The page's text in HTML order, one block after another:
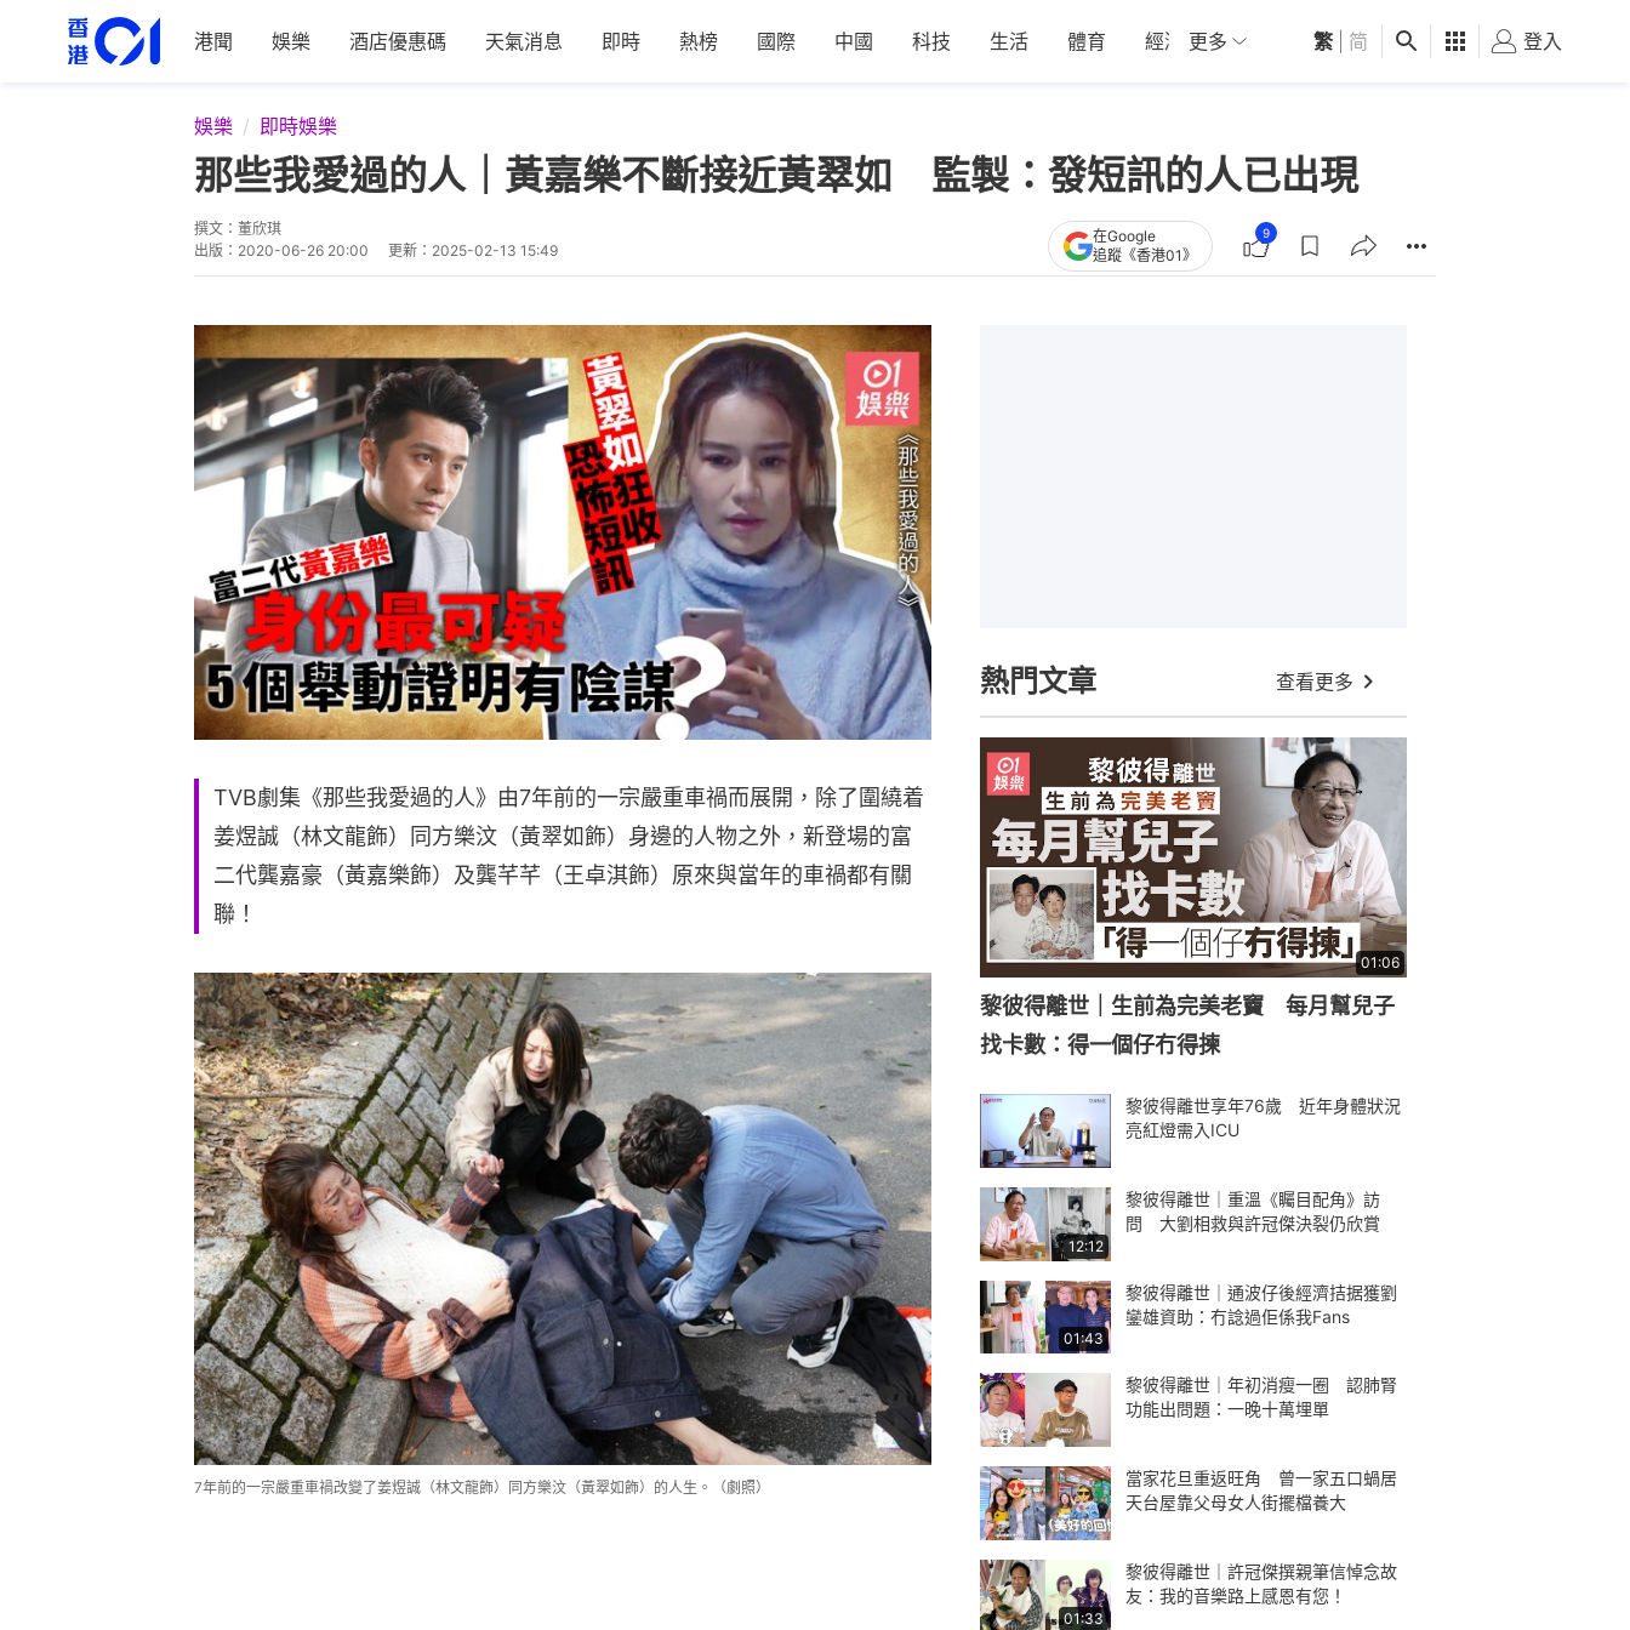
港聞 娛樂 酒店優惠碼 天氣消息 即時 熱榜 國際 中國 科技 生活 體育 經濟 01深圳 觀點 健康 好食玩飛
更多 繁 简 登入
娛樂 即時娛樂
那些我愛過的人｜黃嘉樂不斷接近黃翠如 監製：發短訊的人已出現
撰文： 董欣琪
出版： 2020-06-26 20:00 更新： 2025-02-13 15:49
在Google
追蹤《香港01》
9
TVB劇集《那些我愛過的人》由7年前的一宗嚴重車禍而展開，除了圍繞着
姜煜誠（林文龍飾）同方樂汶（黃翠如飾）身邊的人物之外，新登場的富
二代龔嘉豪（黃嘉樂飾）及龔芊芊（王卓淇飾）原來與當年的車禍都有關
聯！
7年前的一宗嚴重車禍改變了姜煜誠（林文龍飾）同方樂汶（黃翠如飾）的人生。（劇照）
熱門文章 查看更多
01:06
黎彼得離世｜生前為完美老竇 每月幫兒子
找卡數：得一個仔冇得揀
黎彼得離世享年76歲 近年身體狀況
亮紅燈需入ICU
12:12
黎彼得離世｜重溫《矚目配角》訪
問 大劉相救與許冠傑決裂仍欣賞
01:43
黎彼得離世｜通波仔後經濟拮据獲劉
鑾雄資助：冇諗過佢係我Fans
黎彼得離世｜年初消瘦一圈 認肺腎
功能出問題：一晚十萬埋單
當家花旦重返旺角 曾一家五口蝸居
天台屋靠父母女人街擺檔養大
01:33
黎彼得離世｜許冠傑撰親筆信悼念故
友：我的音樂路上感恩有您！